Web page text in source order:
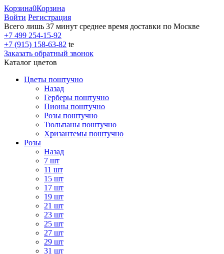
Корзина0Корзина
Войти Регистрация
Всего лишь 37 минут среднее время доставки по Москве
+7 499 254-15-92
+7 (915) 158-63-82 te
Заказать обратный звонок
Каталог цветов
Цветы поштучно
Назад
Герберы поштучно
Пионы поштучно
Розы поштучно
Тюльпаны поштучно
Хризантемы поштучно
Розы
Назад
7 шт
11 шт
15 шт
17 шт
19 шт
21 шт
23 шт
25 шт
27 шт
29 шт
31 шт